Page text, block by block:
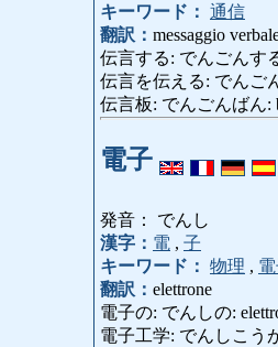
キーワード： 通信
翻訳： messaggio
伝言する: でんごんする
伝言を伝える: でんご
伝言板: でんごんばん:
電子
発音： でんし
漢字： 電 , 子
キーワード： 物理 ,
翻訳： elettrone
電子の: でんしの:
電子工学: でんしこう